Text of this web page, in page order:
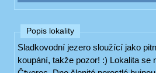
Popis lokality
Sladkovodní jezero sloužící jako
koupání, takže pozor! :) Lokalita se